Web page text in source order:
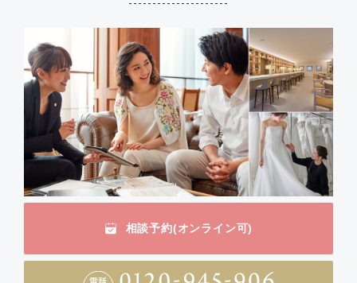
相談予約(オンライン可)